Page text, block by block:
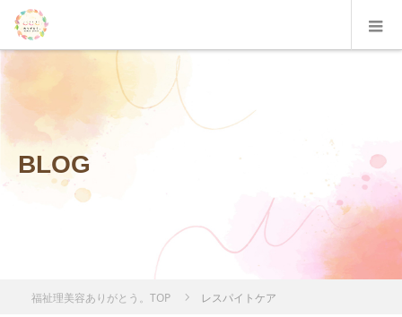
BLOG
福祉理美容ありがとう。TOP レスパイトケア